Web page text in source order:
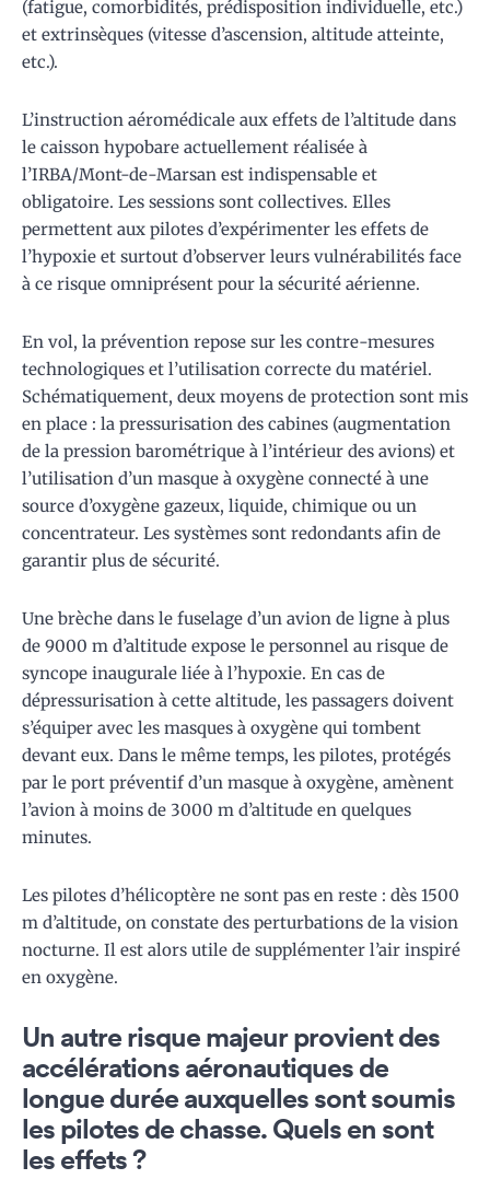
(fatigue, comorbidités, prédisposition individuelle, etc.)
et extrinsèques (vitesse d’ascension, altitude atteinte,
etc.).
L’instruction aéromédicale aux effets de l’altitude dans
le caisson hypobare actuellement réalisée à
l’IRBA/Mont-de-Marsan est indispensable et
obligatoire. Les sessions sont collectives. Elles
permettent aux pilotes d’expérimenter les effets de
l’hypoxie et surtout d’observer leurs vulnérabilités face
à ce risque omniprésent pour la sécurité aérienne.
En vol, la prévention repose sur les contre-mesures
technologiques et l’utilisation correcte du matériel.
Schématiquement, deux moyens de protection sont mis
en place : la pressurisation des cabines (augmentation
de la pression barométrique à l’intérieur des avions) et
l’utilisation d’un masque à oxygène connecté à une
source d’oxygène gazeux, liquide, chimique ou un
concentrateur. Les systèmes sont redondants afin de
garantir plus de sécurité.
Une brèche dans le fuselage d’un avion de ligne à plus
de 9000 m d’altitude expose le personnel au risque de
syncope inaugurale liée à l’hypoxie. En cas de
dépressurisation à cette altitude, les passagers doivent
s’équiper avec les masques à oxygène qui tombent
devant eux. Dans le même temps, les pilotes, protégés
par le port préventif d’un masque à oxygène, amènent
l’avion à moins de 3000 m d’altitude en quelques
minutes.
Les pilotes d’hélicoptère ne sont pas en reste : dès 1500
m d’altitude, on constate des perturbations de la vision
nocturne. Il est alors utile de supplémenter l’air inspiré
en oxygène.
Un autre risque majeur provient des
accélérations aéronautiques de
longue durée auxquelles sont soumis
les pilotes de chasse. Quels en sont
les effets ?